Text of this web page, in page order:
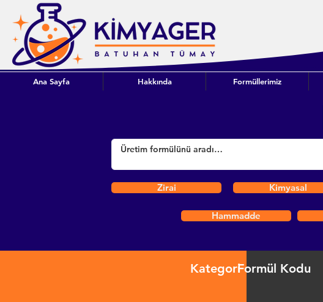
Ana Sayfa Hakkında Formüllerimiz
Zirai Kimyasal
Hammadde
KategoriFormül Kodu